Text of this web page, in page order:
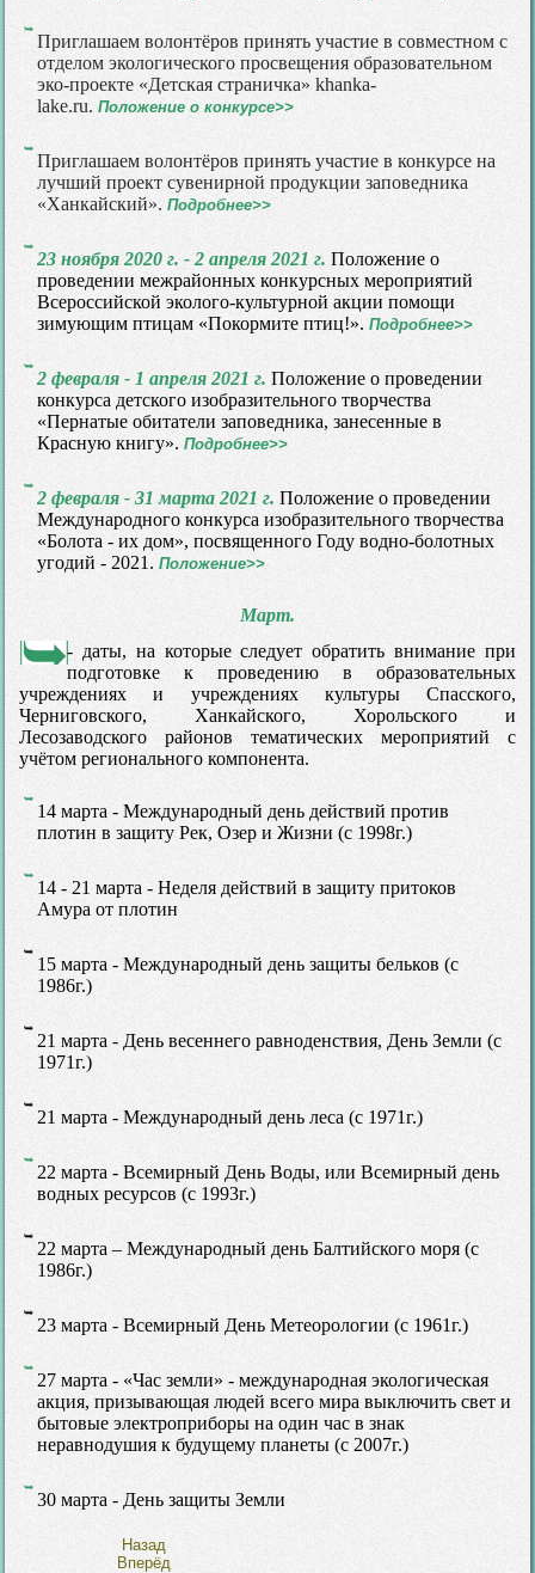
Приглашаем волонтёров принять участие в совместном с
отделом экологического просвещения образовательном
эко-проекте «Детская страничка» khanka-
lake.ru.Положение о конкурсе>>
Приглашаем волонтёров принять участие в конкурсе на
лучший проект сувенирной продукции заповедника
«Ханкайский».Подробнее>>
23 ноября 2020 г. - 2 апреля 2021 г. Положение о
проведении межрайонных конкурсных мероприятий
Всероссийской эколого-культурной акции помощи
зимующим птицам «Покормите птиц!».Подробнее>>
2 февраля - 1 апреля 2021 г.Положение о проведении
конкурса детского изобразительного творчества
«Пернатые обитатели заповедника, занесенные в
Красную книгу».Подробнее>>
2 февраля - 31 марта 2021 г. Положение о проведении
Международного конкурса изобразительного творчества
«Болота - их дом», посвященного Году водно-болотных
угодий - 2021.Положение>>
Март.
- даты, на которые следует обратить внимание при
подготовке к проведению в образовательных
учреждениях и учреждениях культуры Спасского,
Черниговского, Ханкайского, Хорольского и
Лесозаводского районов тематических мероприятий с
учётом регионального компонента.
14 марта - Международный день действий против
плотин в защиту Рек, Озер и Жизни (с 1998г.)
14 - 21 марта - Неделя действий в защиту притоков
Амура от плотин
15 марта - Международный день защиты бельков (с
1986г.)
21 марта - День весеннего равноденствия, День Земли (c
1971г.)
21 марта - Международный день леса (с 1971г.)
22 марта - Всемирный День Воды, или Всемирный день
водных ресурсов (с 1993г.)
22 марта – Международный день Балтийского моря (c
1986г.)
23 марта - Всемирный День Метеорологии (с 1961г.)
27 марта - «Час земли» - международная экологическая
акция, призывающая людей всего мира выключить свет и
бытовые электроприборы на один час в знак
неравнодушия к будущему планеты (с 2007г.)
30 марта - День защиты Земли
Назад
Вперёд